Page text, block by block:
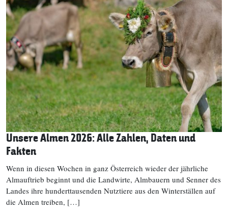
Unsere Almen 2026: Alle Zahlen, Daten und
Fakten
Wenn in diesen Wochen in ganz Österreich wieder der jährliche
Almauftrieb beginnt und die Landwirte, Almbauern und Senner des
Landes ihre hunderttausenden Nutztiere aus den Winterställen auf
die Almen treiben, […]